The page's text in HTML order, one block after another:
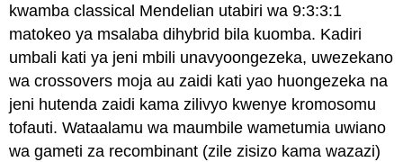
kwamba classical Mendelian utabiri wa 9:3:3:1
matokeo ya msalaba dihybrid bila kuomba. Kadiri
umbali kati ya jeni mbili unavyoongezeka, uwezekano
wa crossovers moja au zaidi kati yao huongezeka na
jeni hutenda zaidi kama zilivyo kwenye kromosomu
tofauti. Wataalamu wa maumbile wametumia uwiano
wa gameti za recombinant (zile zisizo kama wazazi)